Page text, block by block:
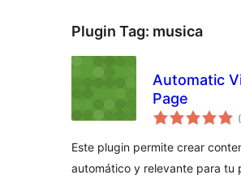
Plugin Tag: musica
Automatic
Page
Este plugin permite crear
automático y relevante para tu